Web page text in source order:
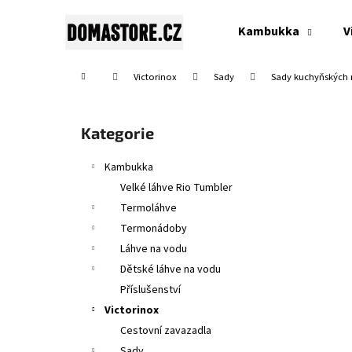
Kambukka
Domů Victorinox Sady Sady kuchyňských
Přeskočit
kategorie
Kategorie
Kambukka
Velké láhve Rio Tumbler
Termoláhve
Termonádoby
Láhve na vodu
Dětské láhve na vodu
Příslušenství
Victorinox
Cestovní zavazadla
Zpět
Zpět
SWISS CLASSIC, TOMATO & TABLE KNIFE,